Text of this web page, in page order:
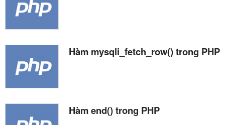
Hàm mysqli_fetch_row() trong PHP
Hàm end() trong PHP